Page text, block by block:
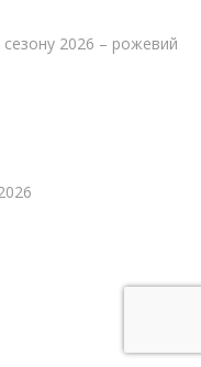
2026 – рожевий